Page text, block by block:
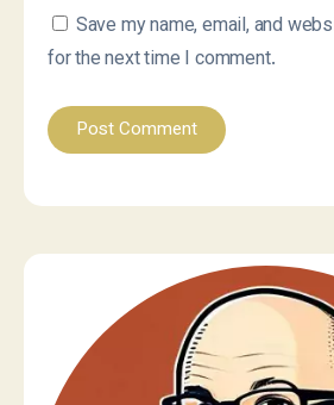
Save my name, email, and
for the next time I comment.